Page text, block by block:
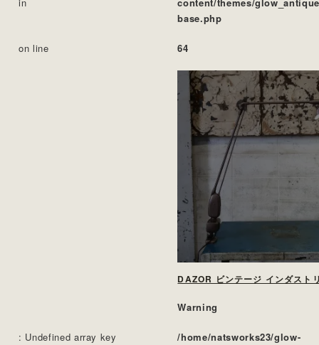
in
content/themes/
base.php
on line 64
Warning
: Undefined array key
/home/natsworks23/glow-